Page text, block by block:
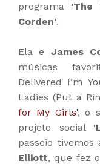
programa 'The
Corden'.
Ela e James
músicas
Delivered I’m
Ladies (Put a
for My Girls', o
projeto social
passeio tivemos
Elliott, que fez